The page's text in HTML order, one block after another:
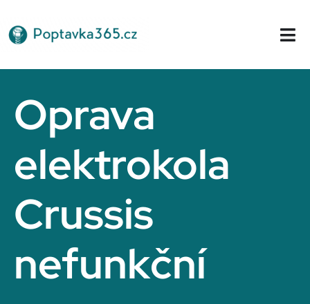
na
obsah
Oprava
elektrokola
Crussis
nefunkční